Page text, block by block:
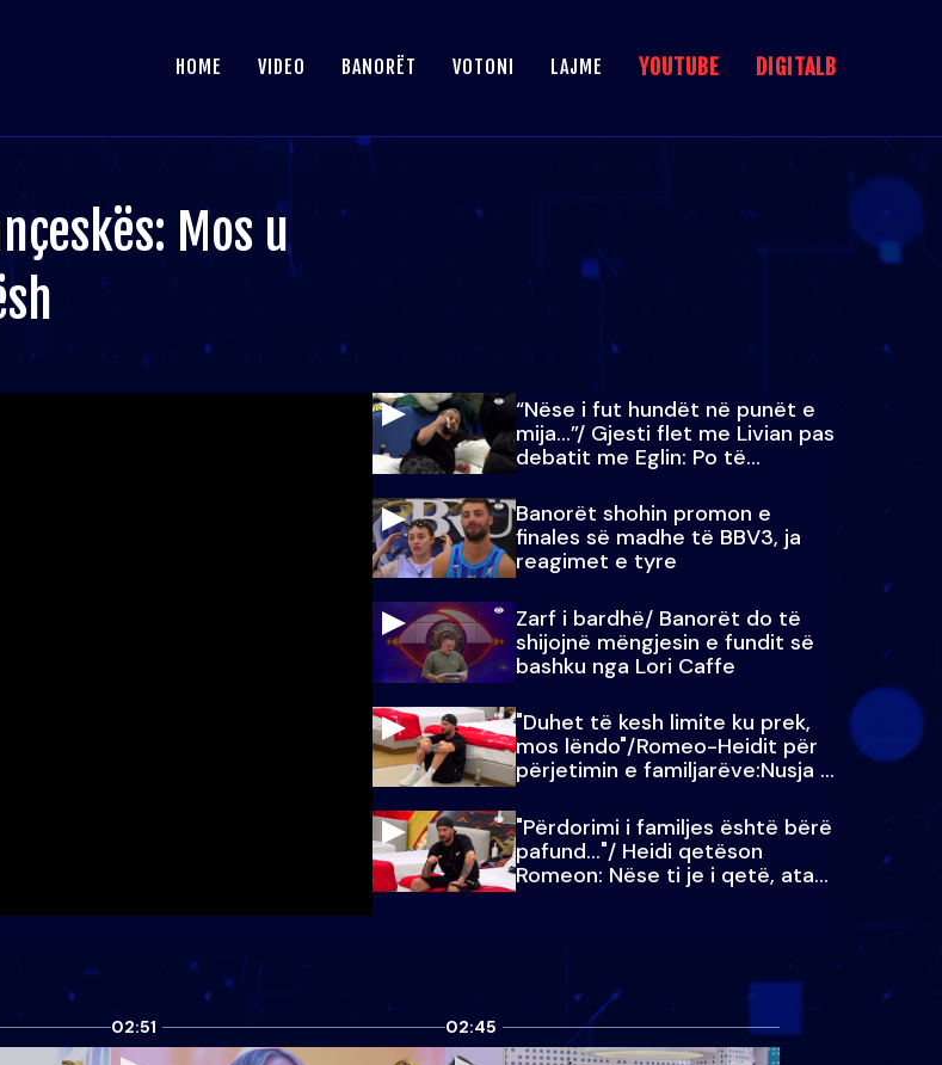
HOME VIDEO BANORËT VOTONI LAJME YOUTUBE DIGITALB
Mos u
“Nëse i fut hundët në punët e
mija…”/ Gjesti flet me Livian pas
debatit me Eglin: Po të
paralajmëroj
Banorët shohin promon e
finales së madhe të BBV3, ja
reagimet e tyre
Zarf i bardhë/ Banorët do të
shijojnë mëngjesin e fundit së
bashku nga Lori Caffe
"Duhet të kesh limite ku prek,
mos lëndo"/Romeo-Heidit për
përjetimin e familjarëve:Nusja e
Julit…
"Përdorimi i familjes është bërë
pafund…"/ Heidi qetëson
Romeon: Nëse ti je i qetë, ata
qetësohen
02:51 02:45